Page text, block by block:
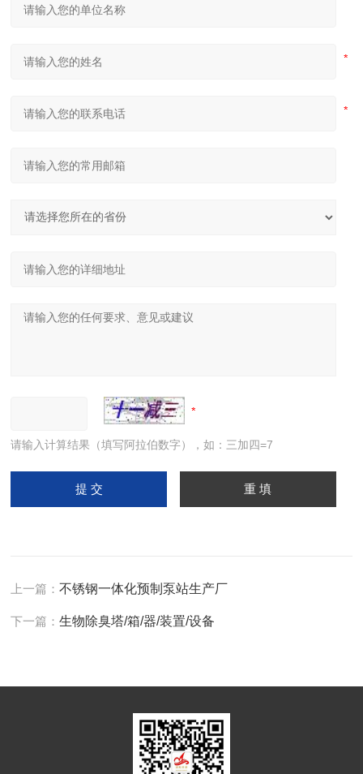
请输入计算结果（填写阿拉伯数字），如：三加四=7
上一篇：不锈钢一体化预制泵站生产厂
下一篇：生物除臭塔/箱/器/装置/设备